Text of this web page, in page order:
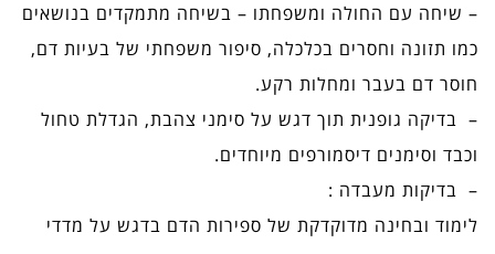
– שיחה עם החולה ומשפחתו – בשיחה מתמקדים בנושאים
כמו תזונה וחסרים בכלכלה, סיפור משפחתי של בעיות דם,
חוסר דם בעבר ומחלות רקע.
– בדיקה גופנית תוך דגש על סימני צהבת, הגדלת טחול
וכבד וסימנים דיסמורפים מיוחדים.
– בדיקות מעבדה :
לימוד ובחינה מדוקדקת של ספירות הדם בדגש על מדדי